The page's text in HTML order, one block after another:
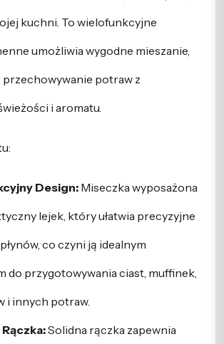
kuchni. To wielofunkcyjne
umożliwia wygodne mieszanie,
przechowywanie potraw z
i aromatu.
Design: Miseczka wyposażona
lejek, który ułatwia precyzyjne
co czyni ją idealnym
do przygotowywania ciast, muffinek,
i innych potraw.
Solidna rączka zapewnia